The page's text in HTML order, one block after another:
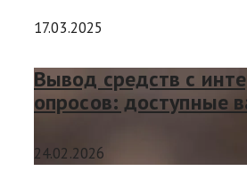
17.03.2025
Вывод средств с
опросов: доступные
24.02.2026